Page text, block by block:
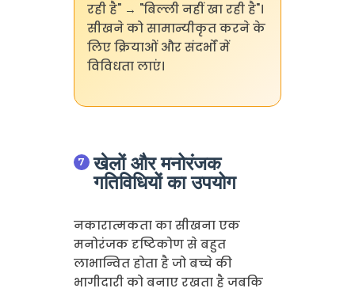
रही है" → "बिल्ली नहीं खा रही है"।
सीखने को सामान्यीकृत करने के
लिए क्रियाओं और संदर्भों में
विविधता लाएं।
खेलों और मनोरंजक
गतिविधियों का उपयोग
नकारात्मकता का सीखना एक
मनोरंजक दृष्टिकोण से बहुत
लाभान्वित होता है जो बच्चे की
भागीदारी को बनाए रखता है जबकि